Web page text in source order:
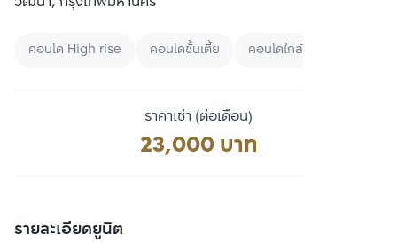
คอนโด High rise คอนโดชั้นเตี้ย คอนโดใกล้ทางด่วน
ราคาเช่า (ต่อเดือน)
23,000 บาท
รายละเอียดยูนิต